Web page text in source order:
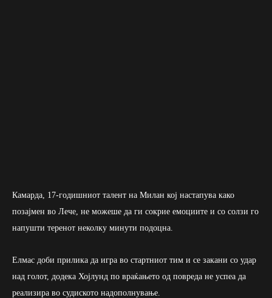
Камарда, 17-годишниот талент на Милан кој настапува како
позајмен во Лече, не можеше да ги сокрие емоциите и со солзи го
напушти теренот неколку минути подоцна.
Елмас доби прилика да игра во стартниот тим и се закани со удар
над голот, додека Хојлунд по враќањето од повреда не успеа да
реализира во судиското надополнување.